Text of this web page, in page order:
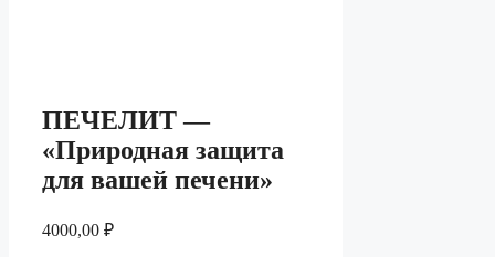
ПЕЧЕЛИТ —
«Природная защита
для вашей печени»
4000,00 ₽